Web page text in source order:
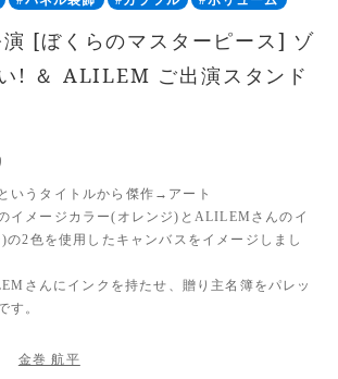
[ぼくらのマスターピース] ゾ
! ＆ ALILEM ご出演スタンド
いうタイトルから傑作→アート
イメージカラー(オレンジ)とALILEMさんのイ
の2色を使用したキャンバスをイメージしまし
さんにインクを持たせ、贈り主名簿をパレッ
す。
金巻 航平